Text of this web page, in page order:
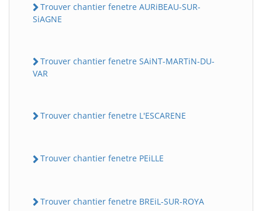
Trouver chantier fenetre AURiBEAU-SUR-
SiAGNE
Trouver chantier fenetre SAiNT-MARTiN-DU-
VAR
Trouver chantier fenetre L'ESCARENE
Trouver chantier fenetre PEiLLE
Trouver chantier fenetre BREiL-SUR-ROYA